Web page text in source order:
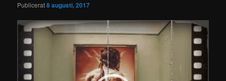
Publicerat8 augusti, 2017
Videospelare